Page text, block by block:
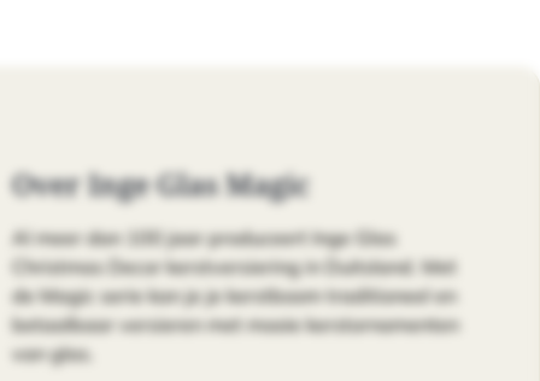
Over Inge Glas Magic
Al meer dan 100 jaar produceert Inge Glas
Christmas Decor kerstversiering in Duitsland. Met
de Magic serie kan je je kerstboom traditioneel en
betaalbaar versieren met mooie kerstornamenten
van glas.